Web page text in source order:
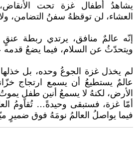
يشاهدُ أطفال غزة تحت
العشاء، لن توقظهُ سفنُ التضامن،
إنّه عالمٌ منافق، يرتدي ربطة عنقٍ
ويتحدّثُ عن السلام، فيما يضعُ قدمه
لم يخذل غزة الجوعُ وحده، بل خذلها
عالمٌ يستطيعُ أن يسمع ارتجاج
الأرض، لكنهُ لا يسمعُ أنين طفلٍ
أمّا غزة، فستبقى وحيدةً… تُقاومُ
فيما يواصلُ العالمُ نومَهُ فوق ضميرٍ